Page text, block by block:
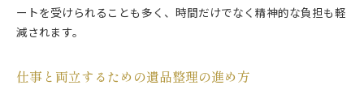
ートを受けられることも多く、時間だけでなく精神的な負担も軽
減されます。
仕事と両立するための遺品整理の進め方